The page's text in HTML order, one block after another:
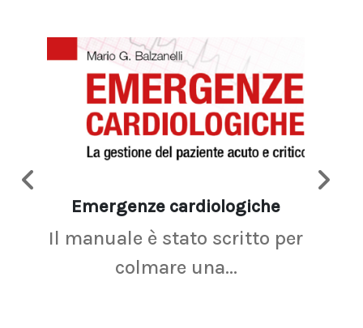
Emergenze cardiologiche
Il manuale è stato scritto per
colmare una...